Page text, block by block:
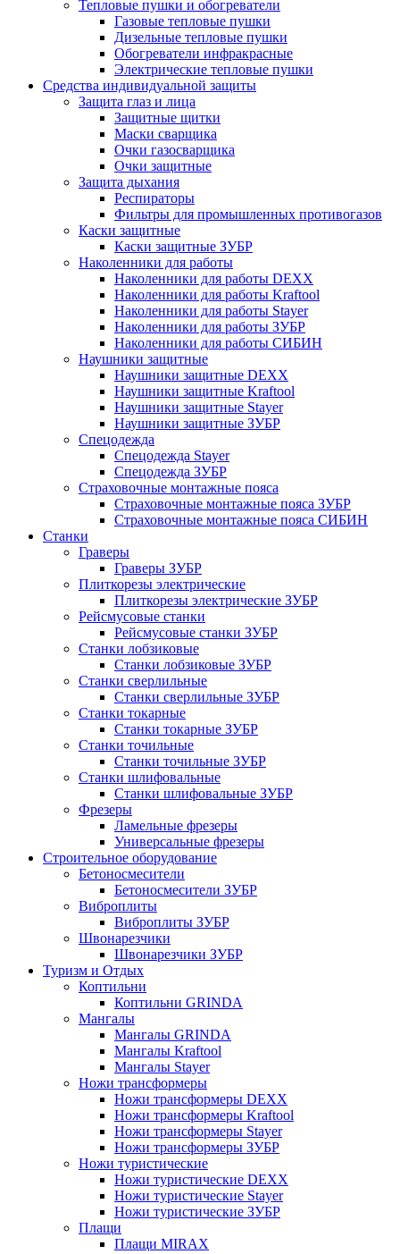
Тепловые пушки и обогреватели
Газовые тепловые пушки
Дизельные тепловые пушки
Обогреватели инфракрасные
Электрические тепловые пушки
Средства индивидуальной защиты
Защита глаз и лица
Защитные щитки
Маски сварщика
Очки газосварщика
Очки защитные
Защита дыхания
Респираторы
Фильтры для промышленных противогазов
Каски защитные
Каски защитные ЗУБР
Наколенники для работы
Наколенники для работы DEXX
Наколенники для работы Kraftool
Наколенники для работы Stayer
Наколенники для работы ЗУБР
Наколенники для работы СИБИН
Наушники защитные
Наушники защитные DEXX
Наушники защитные Kraftool
Наушники защитные Stayer
Наушники защитные ЗУБР
Спецодежда
Спецодежда Stayer
Спецодежда ЗУБР
Страховочные монтажные пояса
Страховочные монтажные пояса ЗУБР
Страховочные монтажные пояса СИБИН
Станки
Граверы
Граверы ЗУБР
Плиткорезы электрические
Плиткорезы электрические ЗУБР
Рейсмусовые станки
Рейсмусовые станки ЗУБР
Станки лобзиковые
Станки лобзиковые ЗУБР
Станки сверлильные
Станки сверлильные ЗУБР
Станки токарные
Станки токарные ЗУБР
Станки точильные
Станки точильные ЗУБР
Станки шлифовальные
Станки шлифовальные ЗУБР
Фрезеры
Ламельные фрезеры
Универсальные фрезеры
Строительное оборудование
Бетоносмесители
Бетоносмесители ЗУБР
Виброплиты
Виброплиты ЗУБР
Швонарезчики
Швонарезчики ЗУБР
Туризм и Отдых
Коптильни
Коптильни GRINDA
Мангалы
Мангалы GRINDA
Мангалы Kraftool
Мангалы Stayer
Ножи трансформеры
Ножи трансформеры DEXX
Ножи трансформеры Kraftool
Ножи трансформеры Stayer
Ножи трансформеры ЗУБР
Ножи туристические
Ножи туристические DEXX
Ножи туристические Stayer
Ножи туристические ЗУБР
Плащи
Плащи MIRAX